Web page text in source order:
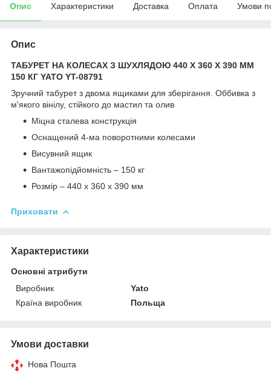
Опис Характеристики Доставка Оплата Умови
Опис
ТАБУРЕТ НА КОЛЕСАХ З ШУХЛЯДОЮ 440 X 360 X 390 ММ
150 КГ YATO YT-08791
Зручний табурет з двома ящиками для зберігання. Оббивка з
м'якого вінілу, стійкого до мастил та олив
Міцна сталева конструкція
Оснащений 4-ма поворотними колесами
Висувний ящик
Вантажопідйомність – 150 кг
Розмір – 440 x 360 x 390 мм
Приховати
Характеристики
Основні атрибути
Виробник
Yato
Країна виробник
Польща
Умови доставки
Нова Пошта